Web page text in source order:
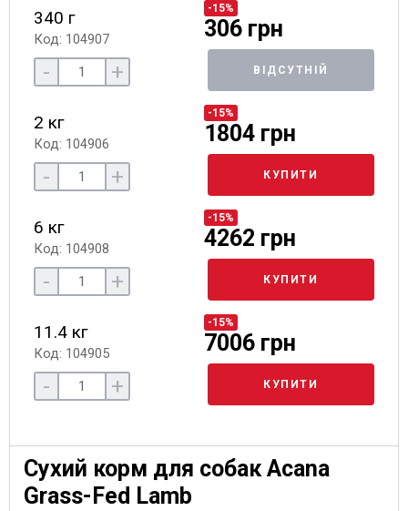
340 г
Код: 104907
-15%
306 грн
- + ВІДСУТНІЙ
2 кг
Код: 104906
-15%
1804 грн
- + КУПИТИ
6 кг
Код: 104908
-15%
4262 грн
- + КУПИТИ
11.4 кг
Код: 104905
-15%
7006 грн
- + КУПИТИ
Сухий корм для собак Acana
Grass-Fed Lamb